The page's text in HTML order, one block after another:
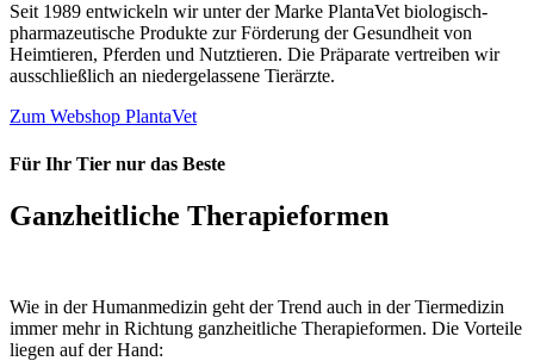
Seit 1989 entwickeln wir unter der Marke PlantaVet biologisch-
pharmazeutische Produkte zur Förderung der Gesundheit von
Heimtieren, Pferden und Nutztieren. Die Präparate vertreiben wir
ausschließlich an niedergelassene Tierärzte.
Zum Webshop PlantaVet
Für Ihr Tier nur das Beste
Ganzheitliche Therapieformen
Wie in der Humanmedizin geht der Trend auch in der Tiermedizin
immer mehr in Richtung ganzheitliche Therapieformen. Die Vorteile
liegen auf der Hand: